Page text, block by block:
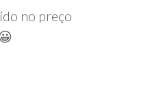
no preço